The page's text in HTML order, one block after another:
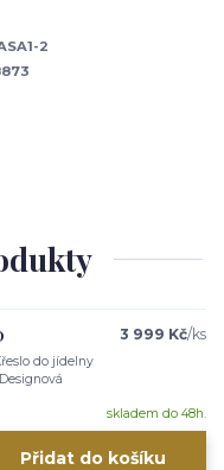
2
do jídelny
3 999 Kč/ks
skladem do 48h.
Přidat do košíku